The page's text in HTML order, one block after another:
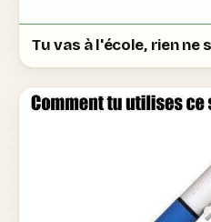
Tu vas à l'école, rien ne